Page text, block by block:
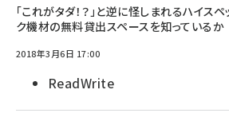
「これがタダ！？」と逆に怪しまれるハイスペ
ク機材の無料貸出スペースを知っているか
2018年3月6日 17:00
ReadWrite